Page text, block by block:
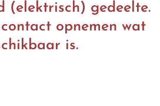
(elektrisch) gedeelte.
opnemen wat
is.